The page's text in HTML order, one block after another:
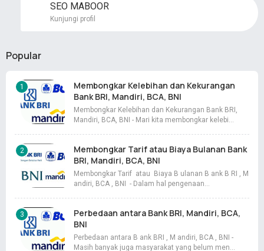
SEO MABOOR
Kunjungi profil
Popular
Membongkar Kelebihan dan Kekurangan
Bank BRI, Mandiri, BCA, BNI
Membongkar Kelebihan dan Kekurangan Bank BRI,
Mandiri, BCA, BNI - Mari kita membongkar kelebi…
Membongkar Tarif atau Biaya Bulanan Bank
BRI, Mandiri, BCA, BNI
Membongkar Tarif atau Biaya B ulanan B ank B RI , M
andiri, BCA , BNI - Dalam hal pengenaan…
Perbedaan antara Bank BRI, Mandiri, BCA,
BNI
Perbedaan antara B ank BRI , M andiri, BCA , BNI -
Masih banyak juga masyarakat yang belum men…